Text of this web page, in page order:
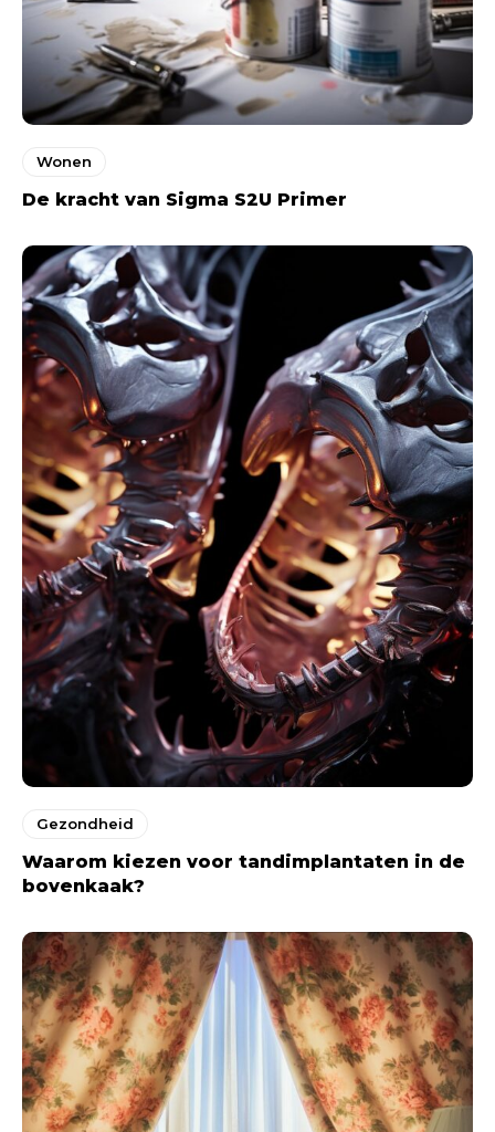
Wonen
De kracht van Sigma S2U Primer
Gezondheid
Waarom kiezen voor tandimplantaten in de
bovenkaak?